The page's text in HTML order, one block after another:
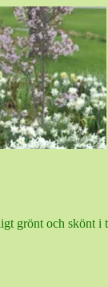
grönt och skönt i